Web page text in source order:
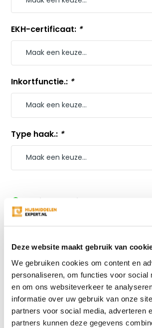
Deze website maakt gebruik van
We gebruiken cookies om content en
personaliseren, om functies voor social
en om ons websiteverkeer te
informatie over uw gebruik van onze
partners voor social media, adverteren
partners kunnen deze gegevens
EKH-certificaat: *
Inkortfunctie.: *
Type haak.: *
Gratis verzending
Veiligheid voorop door hoge kwaliteit
Altijd specialistisch advies
Vergelijk
Productomschrijving